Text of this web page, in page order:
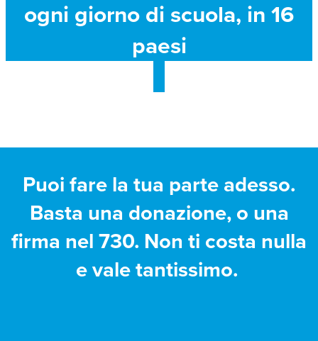
ogni giorno di scuola, in 16
paesi
Puoi fare la tua parte adesso.
Basta una donazione, o una
firma nel 730. Non ti costa nulla
e vale tantissimo.